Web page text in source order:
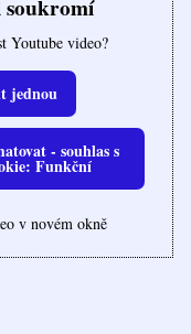
soukromí
Youtube video?
jednou
- souhlas s
Funkční
v novém okně